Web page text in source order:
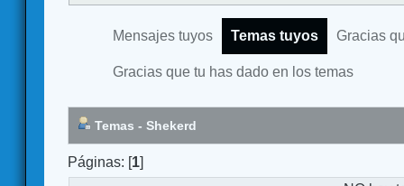
Mensajes tuyos Temas tuyos Gracias
Gracias que tu has dado en los temas
Temas - Shekerd
Páginas: [1]